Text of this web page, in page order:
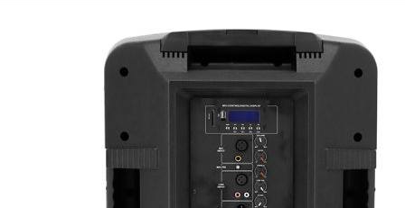
Cookies
Información de las